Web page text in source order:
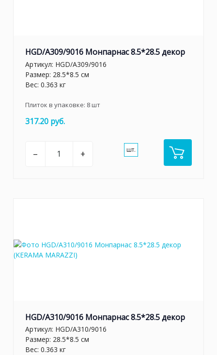
HGD/A309/9016 Монпарнас 8.5*28.5 декор
Артикул: HGD/A309/9016
Размер: 28.5*8.5 см
Вес: 0.363 кг
Плиток в упаковке: 8шт
317.20 руб.
– + шт.
HGD/A310/9016 Монпарнас 8.5*28.5 декор
Артикул: HGD/A310/9016
Размер: 28.5*8.5 см
Вес: 0.363 кг